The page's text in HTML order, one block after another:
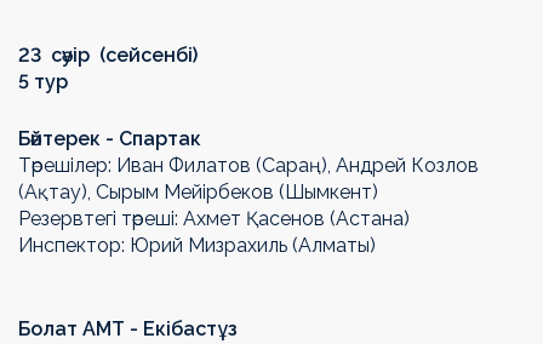
23 сәуір (сейсенбі)
5 тур
Бәйтерек - Спартак
Төрешілер: Иван Филатов (Сараң), Андрей Козлов
(Ақтау), Сырым Мейірбеков (Шымкент)
Резервтегі төреші: Ахмет Қасенов (Астана)
Инспектор: Юрий Мизрахиль (Алматы)
Болат АМТ - Екібастұз